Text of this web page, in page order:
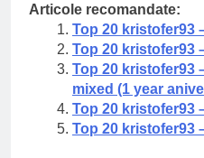
Articole recomandate:
Top 20 kristofer93
Top 20 kristofer93
Top 20 kristofer93
mixed (1 year
Top 20 kristofer93
Top 20 kristofer93